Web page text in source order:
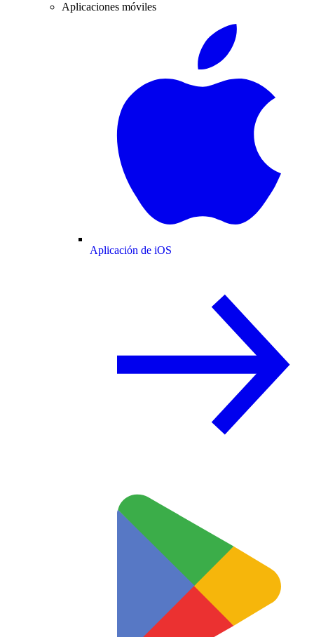
Aplicaciones móviles
Aplicación de iOS